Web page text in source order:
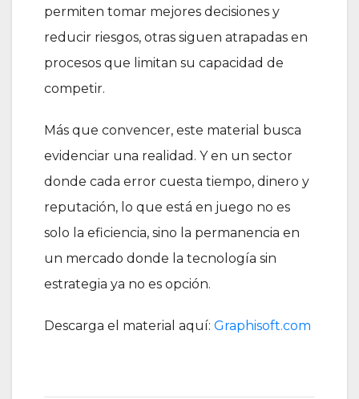
permiten tomar mejores decisiones y
reducir riesgos, otras siguen atrapadas en
procesos que limitan su capacidad de
competir.
Más que convencer, este material busca
evidenciar una realidad. Y en un sector
donde cada error cuesta tiempo, dinero y
reputación, lo que está en juego no es
solo la eficiencia, sino la permanencia en
un mercado donde la tecnología sin
estrategia ya no es opción.
Descarga el material aquí: Graphisoft.com